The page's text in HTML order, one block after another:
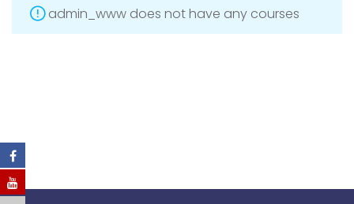
admin_www does not have any courses